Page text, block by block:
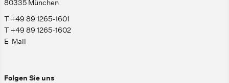
80335 München
T +49 89 1265-1601
T +49 89 1265-1602
E-Mail
Folgen Sie uns